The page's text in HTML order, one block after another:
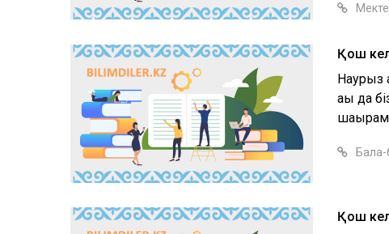
Қош
Наурыз
ақы да
Бала-
Қош